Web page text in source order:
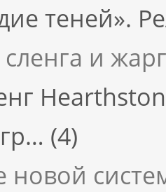
теней».
и
(4)
новой